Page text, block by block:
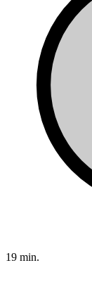
19 min.